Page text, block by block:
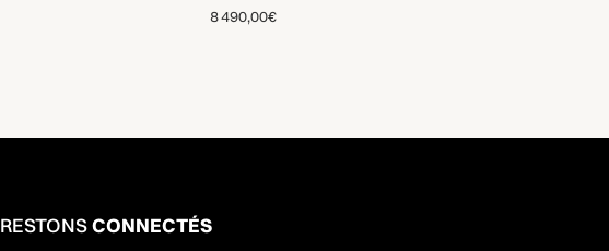
8 490,00€
RESTONSCONNECTÉS